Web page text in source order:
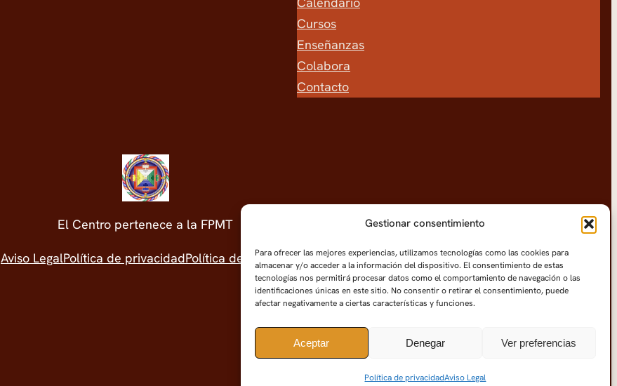
Gestionar consentimiento
Para ofrecer las mejores experiencias, utilizamos tecnologías como las cookies para
almacenar y/o acceder a la información del dispositivo. El consentimiento de estas
tecnologías nos permitirá procesar datos como el comportamiento de navegación o las
identificaciones únicas en este sitio. No consentir o retirar el consentimiento, puede
afectar negativamente a ciertas características y funciones.
Aceptar Denegar Ver preferencias
Política de privacidadAviso Legal
Cursos
Enseñanzas
Colabora
Contacto
El Centro pertenece a la FPMT
Aviso LegalPolítica de privacidadPolítica de cookies